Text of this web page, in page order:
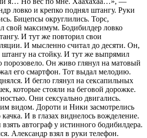
ловко и крепко поднял штангу. Руки
Бицепсы округлились. Торс,
свой максимум. Бодибилдер ловко
И тут же повторил свои
И мысленно считал до десяти. Он,
на стойку. И тут же выпрямил
порозовело. Он живо глянул на матовый
его смартфон. Тот выдал мелодию.
И бегло глянул на сексапильных
которые стояли на беговой дорожке.
Они сексуально двигались.
видом. Дороти и Ники засмотрелись
И в глазах виднелось вожделение.
автограф у истинного бодибилдера.
Александр взял в руки телефон.